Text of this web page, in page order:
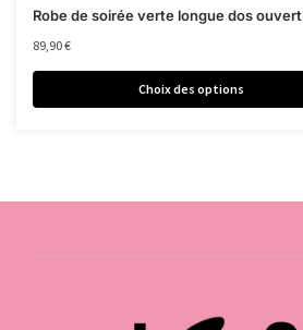
Robe de soirée verte longue dos ouvert
89,90€
Choix des options